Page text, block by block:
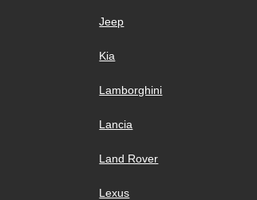
Jeep
Kia
Lamborghini
Lancia
Land Rover
Lexus